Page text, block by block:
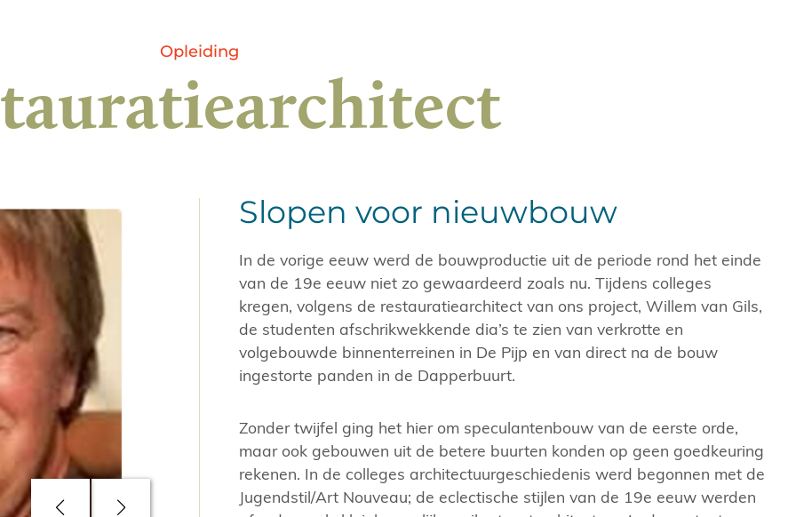
Opleiding
Slopen voor nieuwbouw
In de vorige eeuw werd de bouwproductie uit de periode rond het einde
van de 19e eeuw niet zo gewaardeerd zoals nu. Tijdens colleges
kregen, volgens de restauratiearchitect van ons project, Willem van Gils,
de studenten afschrikwekkende dia’s te zien van verkrotte en
volgebouwde binnenterreinen in De Pijp en van direct na de bouw
ingestorte panden in de Dapperbuurt.
Zonder twijfel ging het hier om speculantenbouw van de eerste orde,
maar ook gebouwen uit de betere buurten konden op geen goedkeuring
rekenen. In de colleges architectuurgeschiedenis werd begonnen met de
Jugendstil/Art Nouveau; de eclectische stijlen van de 19e eeuw werden